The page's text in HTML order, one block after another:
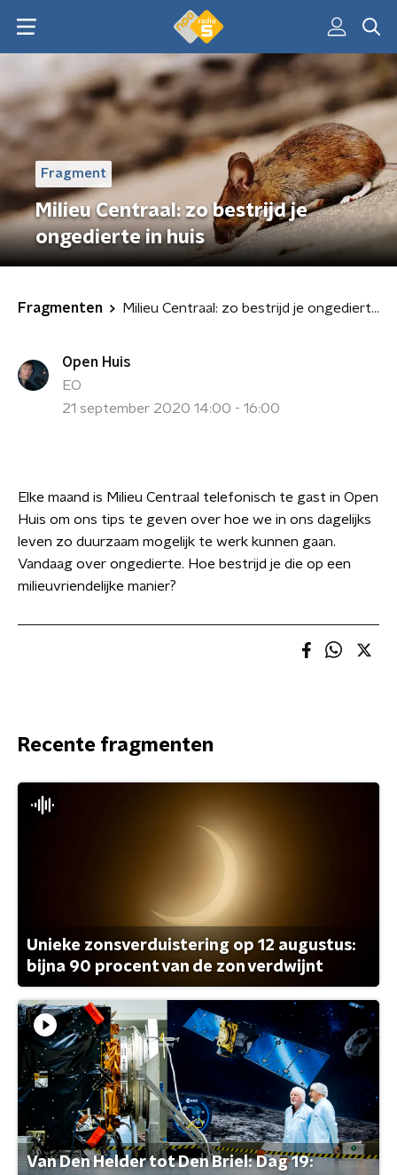
Fragment
Milieu Centraal: zo bestrijd je
ongedierte in huis
Fragmenten Milieu Centraal: zo bestrijd je ongedierte in huis
Open Huis
EO
21 september 2020 14:00 - 16:00
Elke maand is Milieu Centraal telefonisch te gast in Open
Huis om ons tips te geven over hoe we in ons dagelijks
leven zo duurzaam mogelijk te werk kunnen gaan.
Vandaag over ongedierte. Hoe bestrijd je die op een
milieuvriendelijke manier?
Recente fragmenten
Unieke zonsverduistering op 12 augustus:
bijna 90 procent van de zon verdwijnt
Van Den Helder tot Den Briel: Dag 19: